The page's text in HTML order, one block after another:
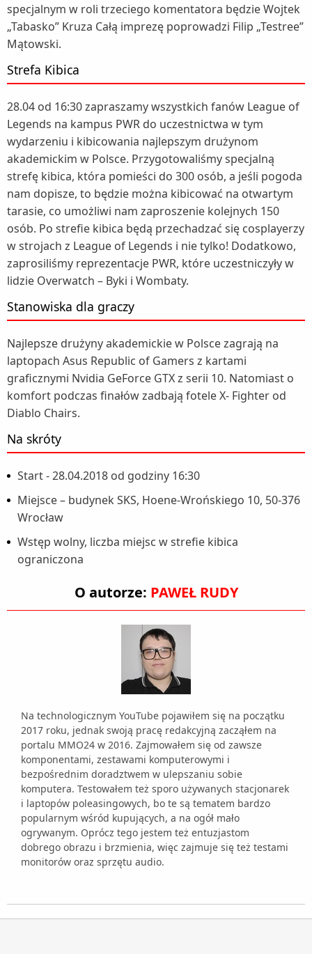
specjalnym w roli trzeciego komentatora będzie Wojtek
„Tabasko” Kruza Całą imprezę poprowadzi Filip „Testree”
Mątowski.
Strefa Kibica
28.04 od 16:30 zapraszamy wszystkich fanów League of
Legends na kampus PWR do uczestnictwa w tym
wydarzeniu i kibicowania najlepszym drużynom
akademickim w Polsce. Przygotowaliśmy specjalną
strefę kibica, która pomieści do 300 osób, a jeśli pogoda
nam dopisze, to będzie można kibicować na otwartym
tarasie, co umożliwi nam zaproszenie kolejnych 150
osób. Po strefie kibica będą przechadzać się cosplayerzy
w strojach z League of Legends i nie tylko! Dodatkowo,
zaprosiliśmy reprezentacje PWR, które uczestniczyły w
lidzie Overwatch – Byki i Wombaty.
Stanowiska dla graczy
Najlepsze drużyny akademickie w Polsce zagrają na
laptopach Asus Republic of Gamers z kartami
graficznymi Nvidia GeForce GTX z serii 10. Natomiast o
komfort podczas finałów zadbają fotele X- Fighter od
Diablo Chairs.
Na skróty
Start - 28.04.2018 od godziny 16:30
Miejsce – budynek SKS, Hoene-Wrońskiego 10, 50-376
Wrocław
Wstęp wolny, liczba miejsc w strefie kibica
ograniczona
O autorze: PAWEŁ RUDY
Na technologicznym YouTube pojawiłem się na początku
2017 roku, jednak swoją pracę redakcyjną zacząłem na
portalu MMO24 w 2016. Zajmowałem się od zawsze
komponentami, zestawami komputerowymi i
bezpośrednim doradztwem w ulepszaniu sobie
komputera. Testowałem też sporo używanych stacjonarek
i laptopów poleasingowych, bo te są tematem bardzo
popularnym wśród kupujących, a na ogół mało
ogrywanym. Oprócz tego jestem też entuzjastom
dobrego obrazu i brzmienia, więc zajmuje się też testami
monitorów oraz sprzętu audio.